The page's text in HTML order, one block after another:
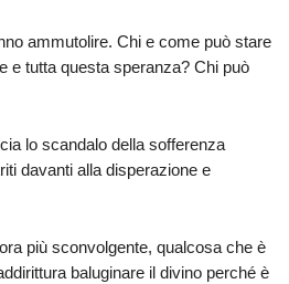
ammutolire. Chi e come può stare
e tutta questa speranza? Chi può
lo scandalo della sofferenza
davanti alla disperazione e
più sconvolgente, qualcosa che è
baluginare il divino perché è